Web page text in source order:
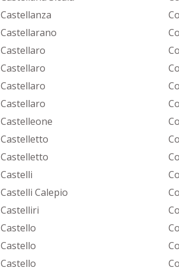
Castellanza
Castellarano
Castellaro
Castellaro
Castellaro
Castellaro
Castelleone
Castelletto
Castelletto
Castelli
Castelli Calepio
Castelliri
Castello
Castello
Castello